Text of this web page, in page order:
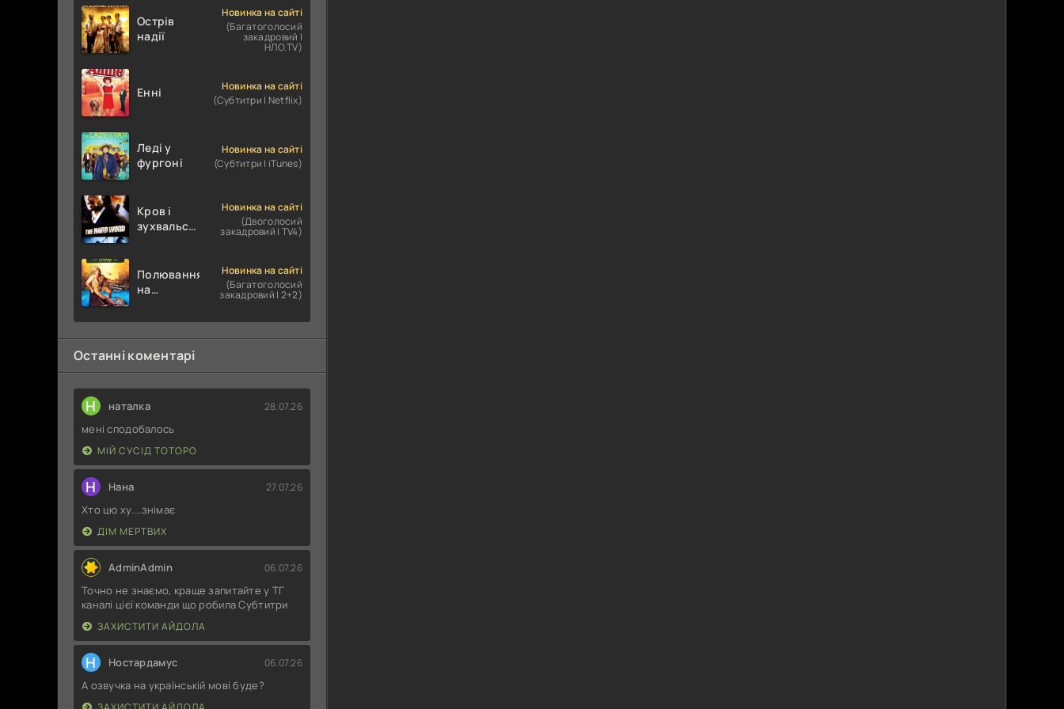
Острів
надії
Новинка на сайті
(Багатоголосий
закадровий |
НЛО.TV)
Енні
Новинка на сайті
(Субтитри | Netflix)
Леді у
фургоні
Новинка на сайті
(Субтитри | iTunes)
Кров і
зухвальство
Новинка на сайті
(Двоголосий
закадровий | TV4)
Полювання
на
Сутичка
Новинка на сайті
(Багатоголосий
закадровий | 2+2)
Останні коментарі
Н наталка 28.07.26
мені сподобалось
МІЙ СУСІД ТОТОРО
Н Нана 27.07.26
Хто цю ху....знімає
ДІМ МЕРТВИХ
AdminAdmin 06.07.26
Точно не знаємо, краще запитайте у ТГ
каналі цієї команди що робила Субтитри
ЗАХИСТИТИ АЙДОЛА
Н Ностардамус 06.07.26
А озвучка на українській мові буде?